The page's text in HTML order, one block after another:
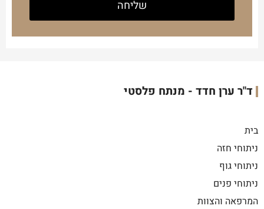
ד"ר ערן חדד - מנתח פלסטי
בית
ניתוחי חזה
ניתוחי גוף
ניתוחי פנים
המרפאה והצוות